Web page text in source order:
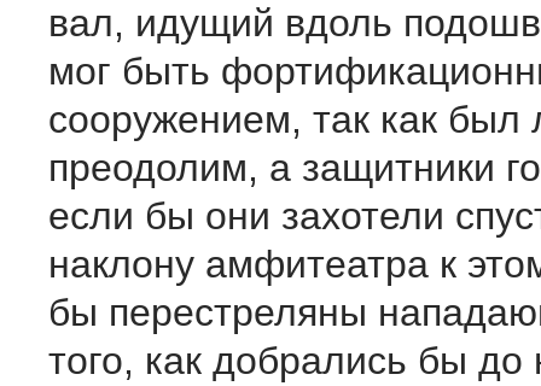
вал, идущий вдоль
мог быть
сооружением, так как был
преодолим, а защитники
если бы они захотели
наклону амфитеатра к
бы перестреляны
того, как добрались бы до